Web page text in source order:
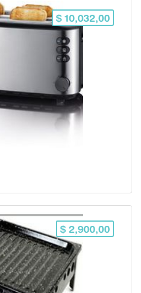
$ 10,032,00
$ 2,900,00